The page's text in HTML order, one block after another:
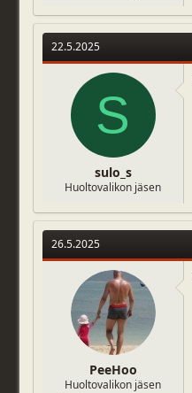
22.5.2025
S
sulo_s
Huoltovalikon jäsen
26.5.2025
PeeHoo
Huoltovalikon jäsen